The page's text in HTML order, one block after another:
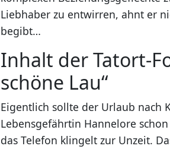
Liebhaber zu entwirren, ahnt er
begibt…
Inhalt der Tatort-
schöne Lau“
Eigentlich sollte der Urlaub nach
Lebensgefährtin Hannelore
das Telefon klingelt zur Unzeit.